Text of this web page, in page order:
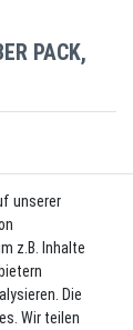
PACK,
unserer
z.B. Inhalte
Die
Wir teilen